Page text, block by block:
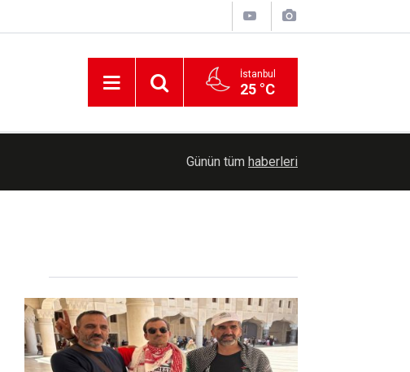
İstanbul
25 °C
İşgal kuvvetleri bu ay Suriye kırsalına 20
Günün tüm haberleri